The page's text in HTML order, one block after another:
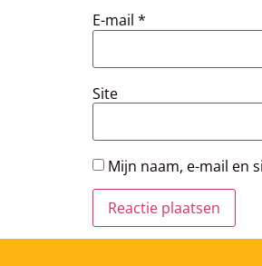
E-mail *
Site
Mijn naam, e-mail en